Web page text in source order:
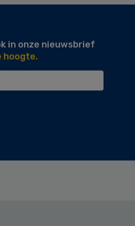
in onze nieuwsbrief
hoogte.